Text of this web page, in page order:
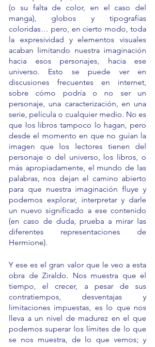
(o su falta de color, en el caso del
manga), globos y tipografías
coloridas… pero, en cierto modo, toda
la expresividad y elementos visuales
acaban limitando nuestra imaginación
hacia esos personajes, hacia ese
universo. Esto se puede ver en
discusiones frecuentes en internet,
sobre cómo podría o no ser un
personaje, una caracterización, en una
serie, película o cualquier medio. No es
que los libros tampoco lo hagan, pero
desde el momento en que no guían la
imagen que los lectores tienen del
personaje o del universo, los libros, o
más apropiadamente, el mundo de las
palabras, nos dejan el camino abierto
para que nuestra imaginación fluye y
podemos explorar, interpretar y darle
un nuevo significado a ese contenido
(en caso de duda, prueba a mirar las
diferentes representaciones de
Hermione).
Y ese es el gran valor que le veo a esta
obra de Ziraldo. Nos muestra que el
tiempo, el crecer, a pesar de sus
contratiempos, desventajas y
limitaciones impuestas, es lo que nos
lleva a un nivel de madurez en el que
podemos superar los límites de lo que
se nos muestra, de lo que vemos; y